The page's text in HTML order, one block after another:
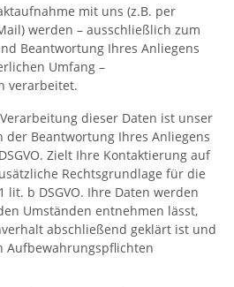
mit uns (z.B. per
werden – ausschließlich zum
Beantwortung Ihres Anliegens
Umfang –
verarbeitet.
dieser Daten ist unser
der Beantwortung Ihres Anliegens
Zielt Ihre Kontaktierung auf
Rechtsgrundlage für die
lit. b DSGVO. Ihre Daten werden
Umständen entnehmen lässt,
abschließend geklärt ist und
Aufbewahrungspflichten